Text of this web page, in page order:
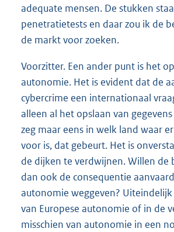
adequate mensen. De stukken
penetratietests en daar zou ik de
de markt voor zoeken.
Voorzitter. Een ander punt is het
autonomie. Het is evident dat de
cybercrime een internationaal
alleen al het opslaan van
zeg maar eens in welk land waar
voor is, dat gebeurt. Het is
de dijken te verdwijnen. Willen de
dan ook de consequentie
autonomie weggeven? Uiteindelijk
van Europese autonomie of in de
misschien van autonomie in een